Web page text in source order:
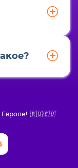
Европе! 🇷🇺🇪🇺